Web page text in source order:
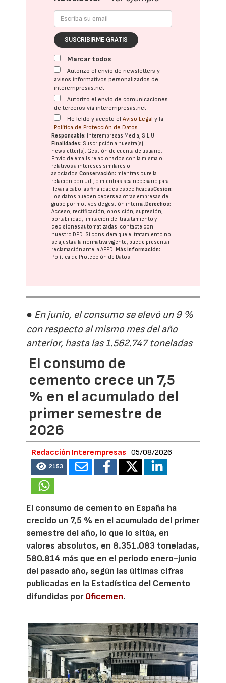
SUSCRIBIRME GRATIS
Marcar todos
Autorizo el envío de newsletters y
avisos informativos personalizados de
interempresas.net
Autorizo el envío de comunicaciones
de terceros vía interempresas.net
He leído y acepto elAviso Legal y la
Política de Protección de Datos
Responsable: Interempresas Media, S.L.U.
Finalidades: Suscripción a nuestra(s)
newsletter(s). Gestión de cuenta de usuario.
Envío de emails relacionados con la misma o
relativos a intereses similares o
asociados.Conservación: mientras dure la
relación con Ud., o mientras sea necesario para
llevar a cabo las finalidades especificadasCesión:
Los datos pueden cederse a otras empresas del
grupo por motivos de gestión interna.Derechos:
Acceso, rectificación, oposición, supresión,
portabilidad, limitación del tratatamiento y
decisiones automatizadas: contacte con
nuestro DPD. Si considera que el tratamiento no
se ajusta a la normativa vigente, puede presentar
reclamación ante laAEPD.Más información:
Política de Protección de Datos
● En junio, el consumo se elevó un 9 %
con respecto al mismo mes del año
anterior, hasta las 1.562.747 toneladas
El consumo de
cemento crece un 7,5
% en el acumulado del
primer semestre de
2026
Redacción Interempresas 05/08/2026
2153
El consumo de cemento en España ha
crecido un 7,5 % en el acumulado del primer
semestre del año, lo que lo sitúa, en
valores absolutos, en 8.351.083 toneladas,
580.814 más que en el periodo enero-junio
del pasado año, según las últimas cifras
publicadas en la Estadística del Cemento
difundidas porOficemen.